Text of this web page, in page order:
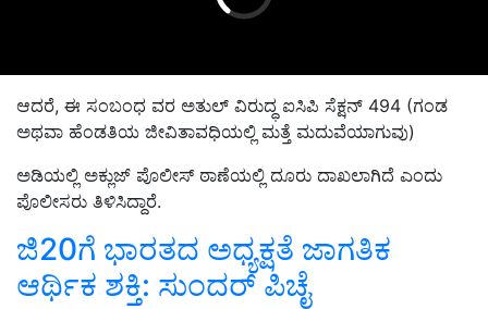
ಆದರೆ, ಈ ಸಂಬಂಧ ವರ ಅತುಲ್ ವಿರುದ್ಧ ಐಸಿಪಿ ಸೆಕ್ಷನ್ 494 (ಗಂಡ
ಅಥವಾ ಹೆಂಡತಿಯ ಜೀವಿತಾವಧಿಯಲ್ಲಿ ಮತ್ತೆ ಮದುವೆಯಾಗುವು)
ಅಡಿಯಲ್ಲಿ ಅಕ್ಲುಜ್ ಪೊಲೀಸ್ ಠಾಣೆಯಲ್ಲಿ ದೂರು ದಾಖಲಾಗಿದೆ ಎಂದು
ಪೊಲೀಸರು ತಿಳಿಸಿದ್ದಾರೆ.
ಜಿ20ಗೆ ಭಾರತದ ಅಧ್ಯಕ್ಷತೆ ಜಾಗತಿಕ
ಆರ್ಥಿಕ ಶಕ್ತಿ: ಸುಂದರ್ ಪಿಚೈ